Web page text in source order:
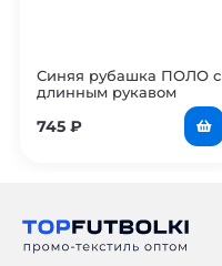
Синяя рубашка ПОЛО с
длинным рукавом
745 ₽